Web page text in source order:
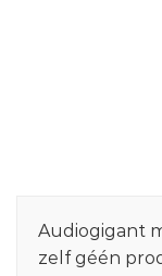
Audiogigant
zelf géén